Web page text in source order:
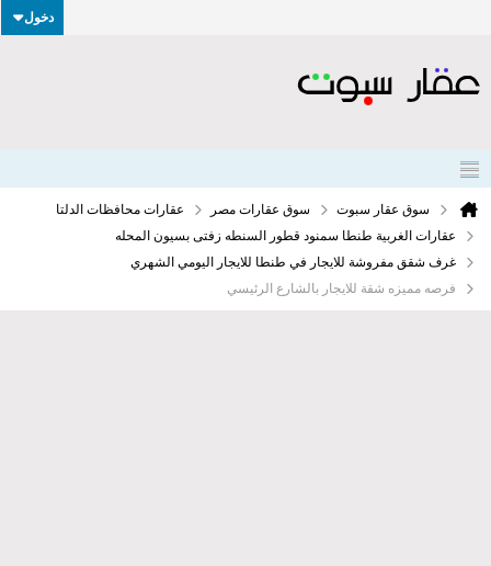
دخول
سوق عقار سبوت سوق عقارات مصر
عقارات محافظات الدلتا
عقارات الغربية طنطا سمنود قطور السنطه زفتى بسيون المحله
غرف شقق مفروشة للايجار في طنطا للايجار اليومي الشهري
فرصه مميزه شقة للايجار بالشارع الرئيسي